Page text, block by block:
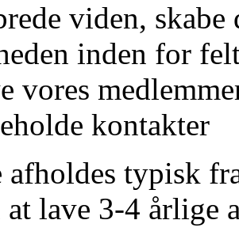
viden, skabe
inden for
vores
kontakter
afholdes typisk
lave 3-4 årlige